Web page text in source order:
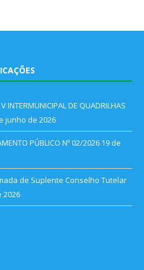
INTERMUNICIPAL DE QUADRILHAS
junho de 2026
PÚBLICO Nº 02/2026 19 de
de Suplente Conselho Tutelar
2026